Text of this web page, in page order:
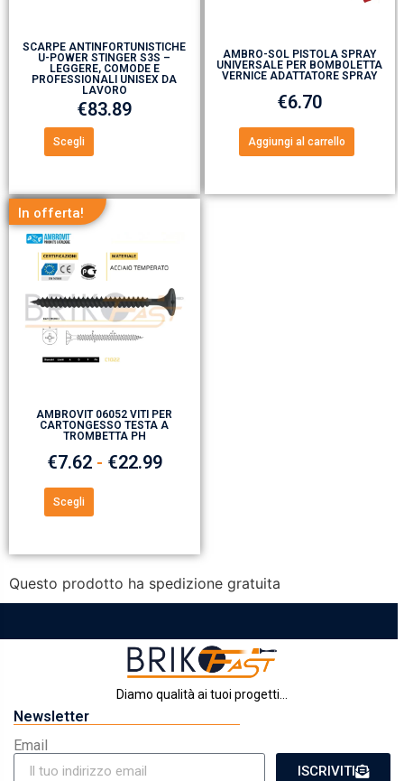
SCARPE ANTINFORTUNISTICHE
U-POWER STINGER S3S –
LEGGERE, COMODE E
PROFESSIONALI UNISEX DA
LAVORO
€83.89
Scegli
AMBRO-SOL PISTOLA SPRAY
UNIVERSALE PER BOMBOLETTA
VERNICE ADATTATORE SPRAY
€6.70
Aggiungi al carrello
In offerta!
AMBROVIT 06052 VITI PER
CARTONGESSO TESTA A
TROMBETTA PH
€7.62 - €22.99
Scegli
Questo prodotto ha spedizione gratuita
Diamo qualità ai tuoi progetti...
Newsletter
Email
ISCRIVITI